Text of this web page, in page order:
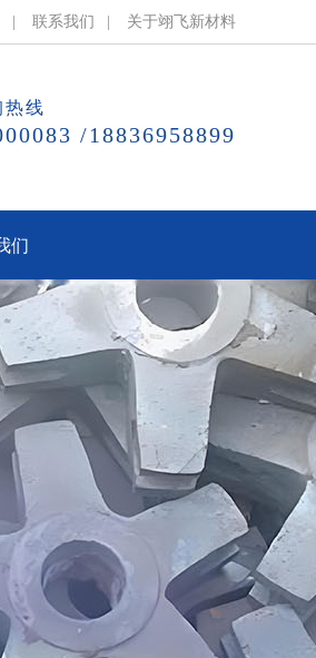
联系我们 关于翊飞新材料
热线
/18836958899
们